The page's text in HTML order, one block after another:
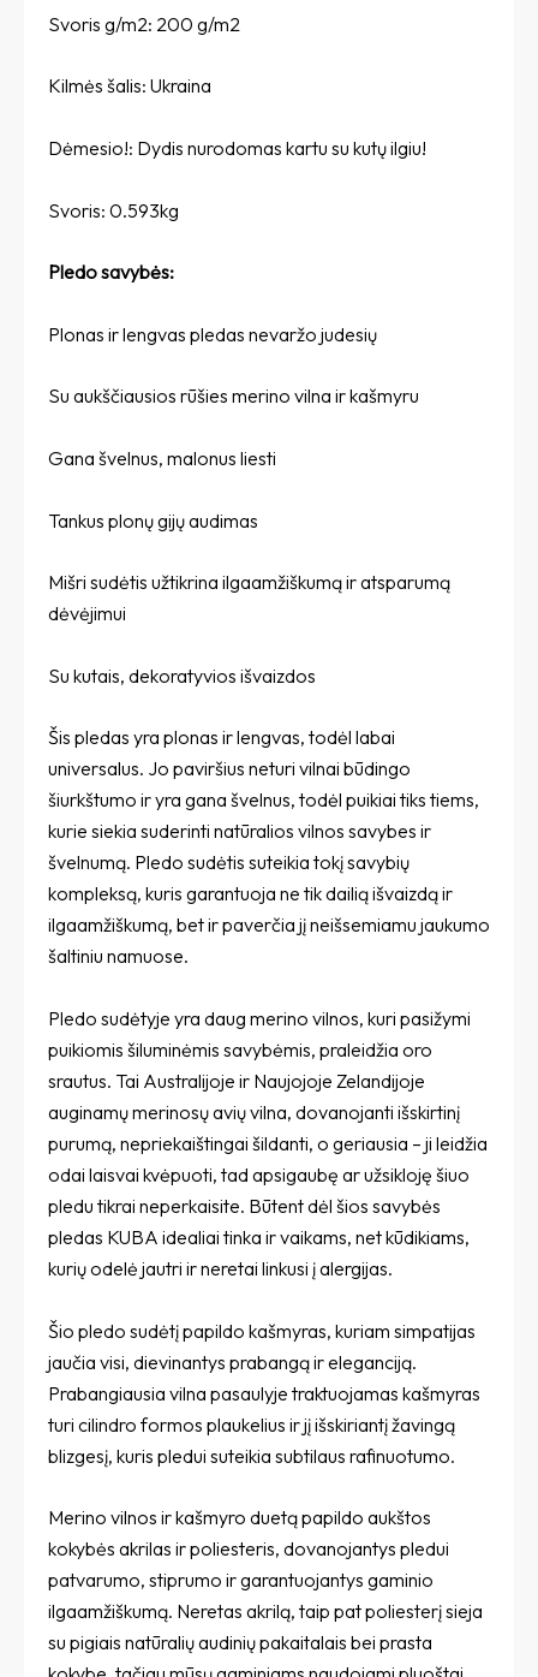
Svoris g/m2: 200 g/m2
Kilmės šalis: Ukraina
Dėmesio!: Dydis nurodomas kartu su kutų ilgiu!
Svoris: 0.593kg
Pledo savybės:
Plonas ir lengvas pledas nevaržo judesių
Su aukščiausios rūšies merino vilna ir kašmyru
Gana švelnus, malonus liesti
Tankus plonų gijų audimas
Mišri sudėtis užtikrina ilgaamžiškumą ir atsparumą
dėvėjimui
Su kutais, dekoratyvios išvaizdos
Šis pledas yra plonas ir lengvas, todėl labai
universalus. Jo paviršius neturi vilnai būdingo
šiurkštumo ir yra gana švelnus, todėl puikiai tiks tiems,
kurie siekia suderinti natūralios vilnos savybes ir
švelnumą. Pledo sudėtis suteikia tokį savybių
kompleksą, kuris garantuoja ne tik dailią išvaizdą ir
ilgaamžiškumą, bet ir paverčia jį neišsemiamu jaukumo
šaltiniu namuose.
Pledo sudėtyje yra daug merino vilnos, kuri pasižymi
puikiomis šiluminėmis savybėmis, praleidžia oro
srautus. Tai Australijoje ir Naujojoje Zelandijoje
auginamų merinosų avių vilna, dovanojanti išskirtinį
purumą, nepriekaištingai šildanti, o geriausia – ji leidžia
odai laisvai kvėpuoti, tad apsigaubę ar užsikloję šiuo
pledu tikrai neperkaisite. Būtent dėl šios savybės
pledas KUBA idealiai tinka ir vaikams, net kūdikiams,
kurių odelė jautri ir neretai linkusi į alergijas.
Šio pledo sudėtį papildo kašmyras, kuriam simpatijas
jaučia visi, dievinantys prabangą ir eleganciją.
Prabangiausia vilna pasaulyje traktuojamas kašmyras
turi cilindro formos plaukelius ir jį išskiriantį žavingą
blizgesį, kuris pledui suteikia subtilaus rafinuotumo.
Merino vilnos ir kašmyro duetą papildo aukštos
kokybės akrilas ir poliesteris, dovanojantys pledui
patvarumo, stiprumo ir garantuojantys gaminio
ilgaamžiškumą. Neretas akrilą, taip pat poliesterį sieja
su pigiais natūralių audinių pakaitalais bei prasta